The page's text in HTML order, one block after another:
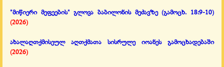
"მიწიერი მეფეების" გლოვა ბაბილონის მეძავზე(გამოცხ. 18:9-10)
(2026)
ახალაღთქმისეულ აღთქმათა სისრულე იოანეს გამოცხადებაში
(2026)